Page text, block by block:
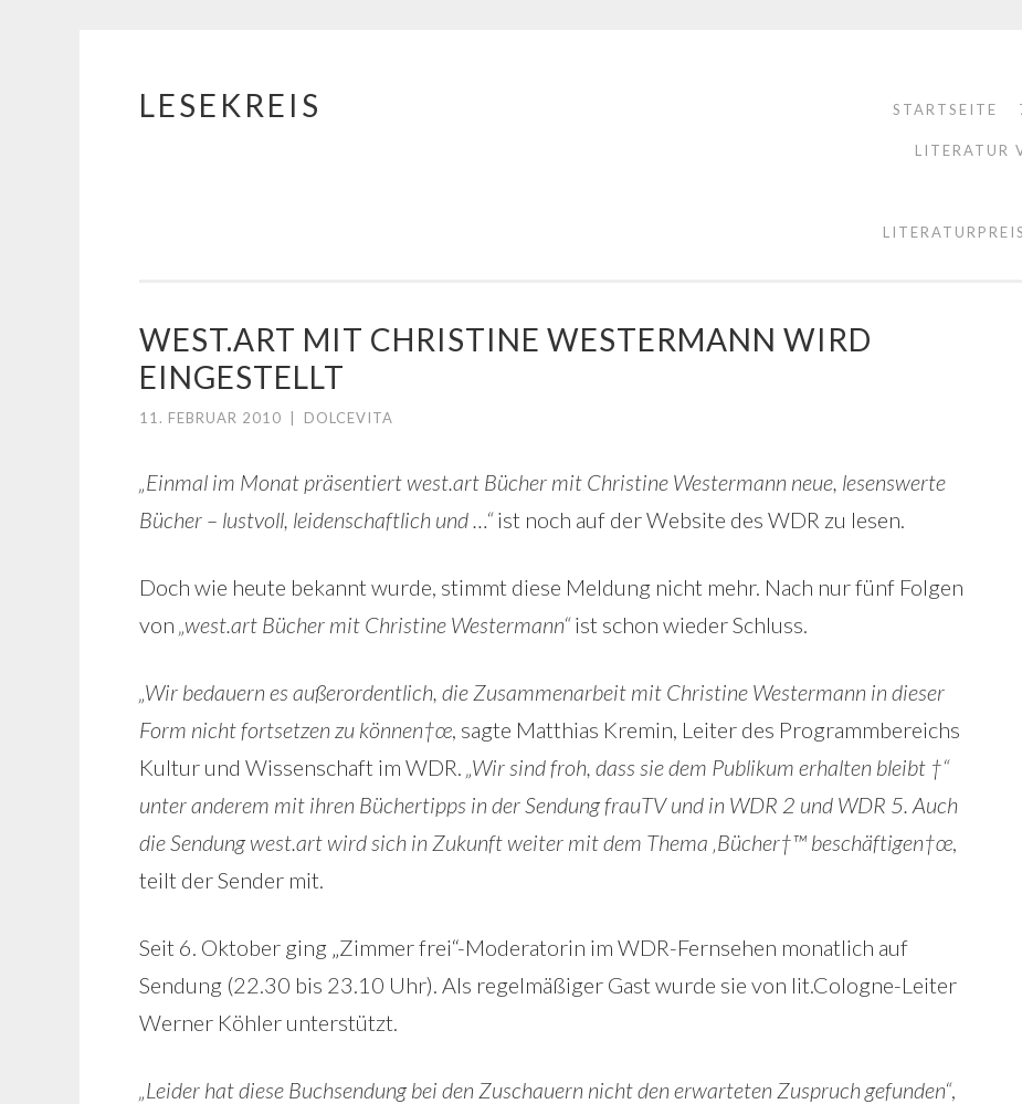
Springe
LESEKREIS STARTSEITE
LITERATUR
WEST.ART MIT CHRISTINE WESTERMANN WIRD
EINGESTELLT
11. FEBRUAR 2010 DOLCEVITA
„Einmal im Monat präsentiert west.art Bücher mit Christine Westermann neue, lesenswerte
Bücher – lustvoll, leidenschaftlich und …“ist noch auf der Website des WDR zu lesen.
Doch wie heute bekannt wurde, stimmt diese Meldung nicht mehr. Nach nur fünf Folgen
von „west.art Bücher mit Christine Westermann“ist schon wieder Schluss.
„Wir bedauern es außerordentlich, die Zusammenarbeit mit Christine Westermann in dieser
Form nicht fortsetzen zu können†œ, sagte Matthias Kremin, Leiter des Programmbereichs
Kultur und Wissenschaft im WDR. „Wir sind froh, dass sie dem Publikum erhalten bleibt †“
unter anderem mit ihren Büchertipps in der Sendung frauTV und in WDR 2 und WDR 5. Auch
die Sendung west.art wird sich in Zukunft weiter mit dem Thema ‚Bücher†™ beschäftigen†œ,
teilt der Sender mit.
Seit 6. Oktober ging „Zimmer frei“-Moderatorin im WDR-Fernsehen monatlich auf
Sendung (22.30 bis 23.10 Uhr). Als regelmäßiger Gast wurde sie von lit.Cologne-Leiter
Werner Köhler unterstützt.
„Leider hat diese Buchsendung bei den Zuschauern nicht den erwarteten Zuspruch gefunden“,